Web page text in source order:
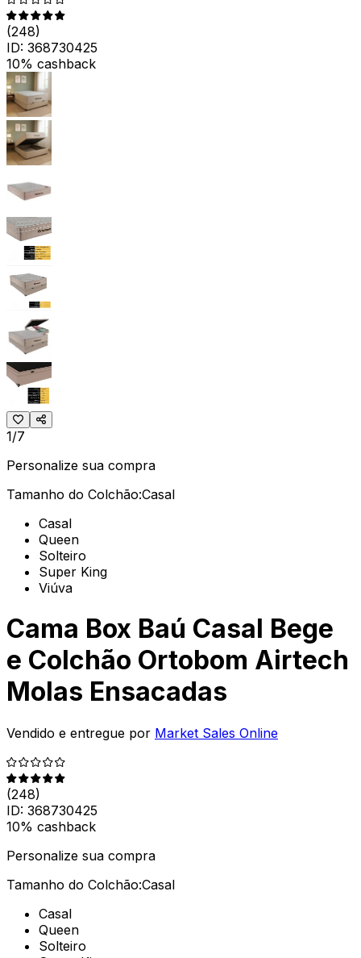
(248)
ID: 368730425
10% cashback
1/7
Personalize sua compra
Tamanho do Colchão:Casal
Casal
Queen
Solteiro
Super King
Viúva
Cama Box Baú Casal Bege
e Colchão Ortobom Airtech
Molas Ensacadas
Vendido e entregue por Market Sales Online
(248)
ID: 368730425
10% cashback
Personalize sua compra
Tamanho do Colchão:Casal
Casal
Queen
Solteiro